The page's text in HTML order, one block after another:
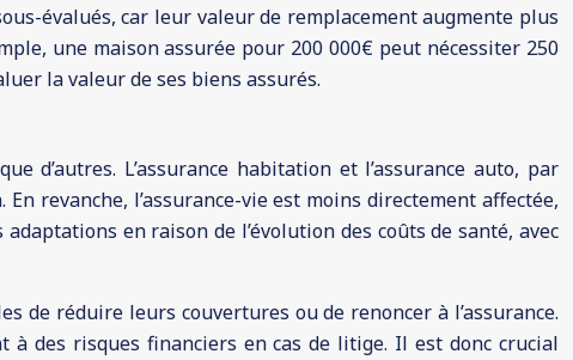
évalués, car leur valeur de remplacement augmente plus
une maison assurée pour 200 000€ peut nécessiter 250
la valeur de ses biens assurés.
d’autres. L’assurance habitation et l’assurance auto, par
revanche, l’assurance-vie est moins directement affectée,
en raison de l’évolution des coûts de santé, avec
de réduire leurs couvertures ou de renoncer à l’assurance.
des risques financiers en cas de litige. Il est donc crucial